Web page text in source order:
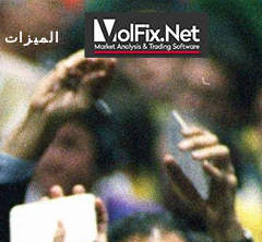
الميزات